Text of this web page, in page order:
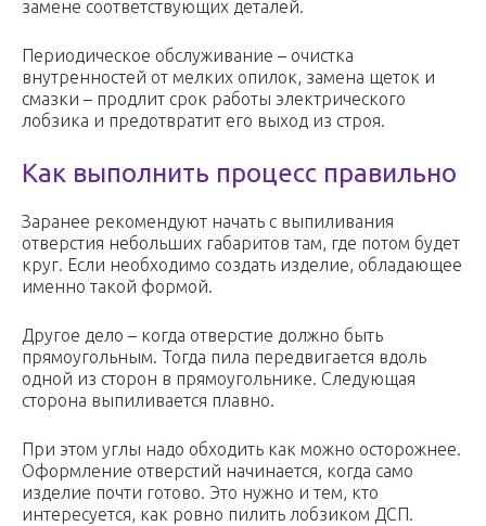
замене соответствующих деталей.
Периодическое обслуживание – очистка
внутренностей от мелких опилок, замена щеток и
смазки – продлит срок работы электрического
лобзика и предотвратит его выход из строя.
Как выполнить процесс правильно
Заранее рекомендуют начать с выпиливания
отверстия небольших габаритов там, где потом будет
круг. Если необходимо создать изделие, обладающее
именно такой формой.
Другое дело – когда отверстие должно быть
прямоугольным. Тогда пила передвигается вдоль
одной из сторон в прямоугольнике. Следующая
сторона выпиливается плавно.
При этом углы надо обходить как можно осторожнее.
Оформление отверстий начинается, когда само
изделие почти готово. Это нужно и тем, кто
интересуется, как ровно пилить лобзиком ДСП.